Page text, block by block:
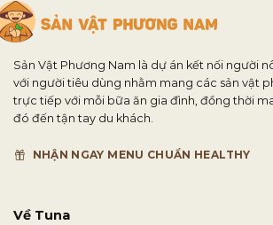
Sản Vật Phương Nam là dự án kết nối người
với người tiêu dùng nhằm mang các sản vật
trực tiếp với mỗi bữa ăn gia đình, đồng thời
đó đến tận tay du khách.
NHẬN NGAY MENU CHUẨN HEALTHY
Về Tuna